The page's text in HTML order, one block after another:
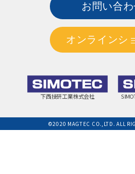
お問い合わ
オンラインシ
下西技研工業株式会社
©2020 MAGTEC CO.,LTD. ALL